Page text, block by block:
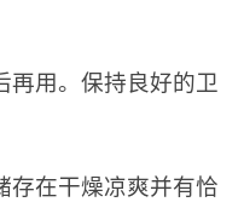
再用。保持良好的卫
存在干燥凉爽并有恰